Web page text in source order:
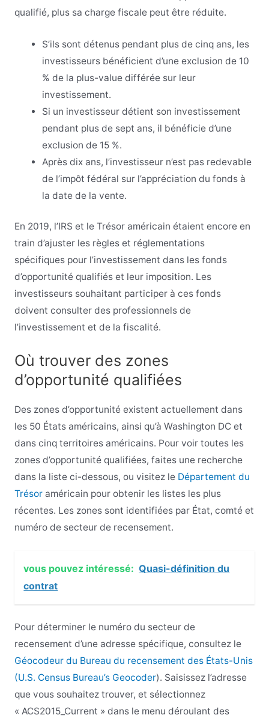
qualifié, plus sa charge fiscale peut être réduite.
S’ils sont détenus pendant plus de cinq ans, les
investisseurs bénéficient d’une exclusion de 10
% de la plus-value différée sur leur
investissement.
Si un investisseur détient son investissement
pendant plus de sept ans, il bénéficie d’une
exclusion de 15 %.
Après dix ans, l’investisseur n’est pas redevable
de l’impôt fédéral sur l’appréciation du fonds à
la date de la vente.
En 2019, l’IRS et le Trésor américain étaient encore en
train d’ajuster les règles et réglementations
spécifiques pour l’investissement dans les fonds
d’opportunité qualifiés et leur imposition. Les
investisseurs souhaitant participer à ces fonds
doivent consulter des professionnels de
l’investissement et de la fiscalité.
Où trouver des zones
d’opportunité qualifiées
Des zones d’opportunité existent actuellement dans
les 50 États américains, ainsi qu’à Washington DC et
dans cinq territoires américains. Pour voir toutes les
zones d’opportunité qualifiées, faites une recherche
dans la liste ci-dessous, ou visitez le Département du
Trésoraméricain pour obtenir les listes les plus
récentes. Les zones sont identifiées par État, comté et
numéro de secteur de recensement.
vous pouvez intéressé: Quasi-définition du
contrat
Pour déterminer le numéro du secteur de
recensement d’une adresse spécifique, consultez le
Géocodeur du Bureau du recensement des États-Unis
(U.S. Census Bureau’s Geocoder). Saisissez l’adresse
que vous souhaitez trouver, et sélectionnez
« ACS2015_Current » dans le menu déroulant des